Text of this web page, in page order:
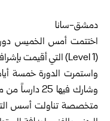
دمشق-سانا‏
اختتمت أمس الخميس دورة
(‏Level 1‌‏) التي ‏أقيمت بإشراف المحاضر الدولي هيثم العتر في
وشارك فيها
متخصصة تناولت أسس